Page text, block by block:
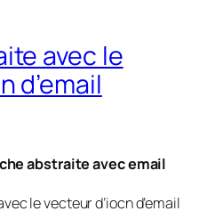
avec le
d’email
abstraite avec email
le vecteur d’iocn d’email